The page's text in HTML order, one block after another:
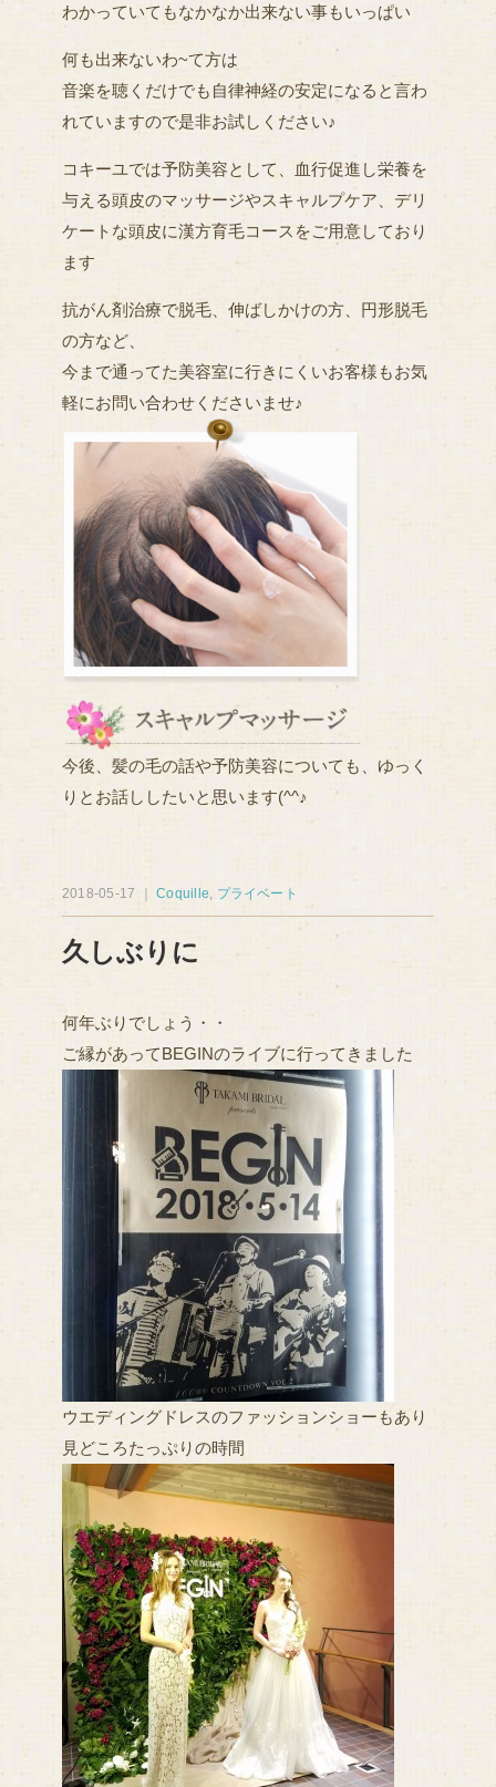
わかっていてもなかなか出来ない事もいっぱい
何も出来ないわ~て方は
音楽を聴くだけでも自律神経の安定になると言わ
れていますので是非お試しください♪
コキーユでは予防美容として、血行促進し栄養を
与える頭皮のマッサージやスキャルプケア、デリ
ケートな頭皮に漢方育毛コースをご用意しており
ます
抗がん剤治療で脱毛、伸ばしかけの方、円形脱毛
の方など、
今まで通ってた美容室に行きにくいお客様もお気
軽にお問い合わせくださいませ♪
今後、髪の毛の話や予防美容についても、ゆっく
りとお話ししたいと思います(^^♪
2018-05-17 ｜Coquille プライベート
久しぶりに
何年ぶりでしょう・・
ご縁があってBEGINのライブに行ってきました
ウエディングドレスのファッションショーもあり
見どころたっぷりの時間